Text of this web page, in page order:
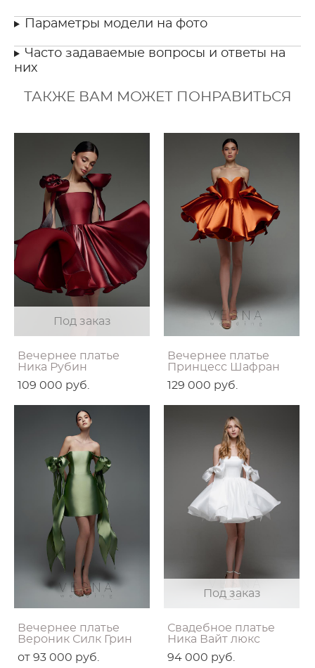
Параметры модели на фото
Часто задаваемые вопросы и ответы на
них
ТАКЖЕ ВАМ МОЖЕТ ПОНРАВИТЬСЯ
Под заказ
Вечернее платье
Ника Рубин
109 000 pуб.
Вечернее платье
Принцесс Шафран
129 000 pуб.
Вечернее платье
Вероник Силк Грин
от 93 000 pуб.
Под заказ
Свадебное платье
Ника Вайт люкс
94 000 pуб.